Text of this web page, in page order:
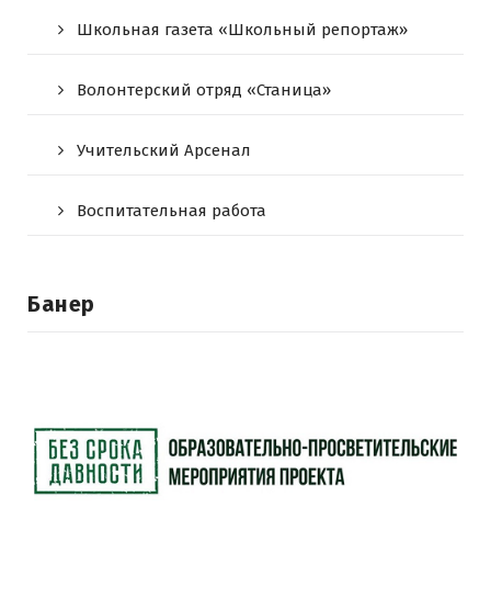
Школьная газета «Школьный репортаж»
Волонтерский отряд «Станица»
Учительский Арсенал
Воспитательная работа
Банер